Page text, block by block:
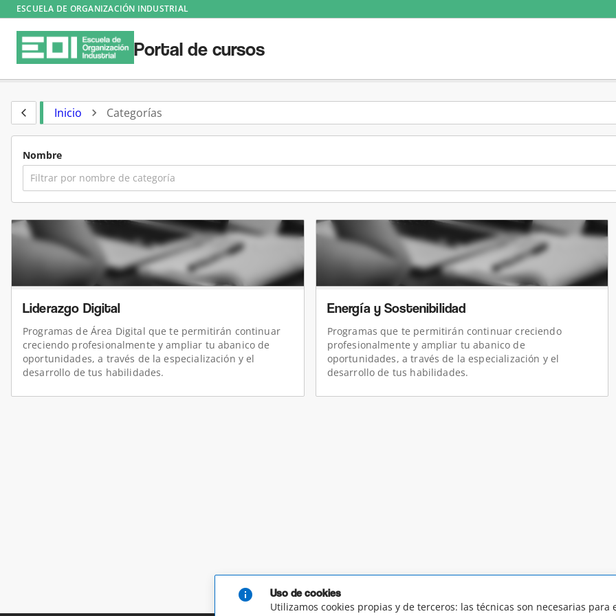
ESCUELA DE ORGANIZACIÓN INDUSTRIAL
Portal de cursos
arrow_back_ios Inicio navigate_next Categorías
Nombre
Liderazgo Digital
Programas de Área Digital que te permitirán continuar
creciendo profesionalmente y ampliar tu abanico de
oportunidades, a través de la especialización y el
desarrollo de tus habilidades.
Energía y Sostenibilidad
Programas que te permitirán continuar creciendo
profesionalmente y ampliar tu abanico de
oportunidades, a través de la especialización y el
desarrollo de tus habilidades.
info
Uso de cookies
Utilizamos cookies propias y de terceros: las técnicas son necesarias